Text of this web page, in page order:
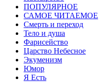
ПОПУЛЯРНОЕ
САМОЕ ЧИТАЕМОЕ
Смерть и переход
Тело и душа
Фарисейство
Царство Небесное
Экуменизм
Юмор
Я Есть